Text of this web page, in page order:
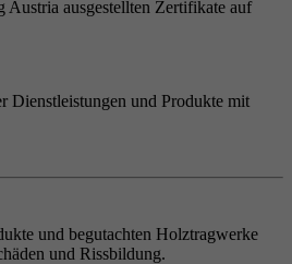
ausgestellten Zertifikate auf
Dienstleistungen und Produkte mit
und begutachten Holztragwerke
und Rissbildung.